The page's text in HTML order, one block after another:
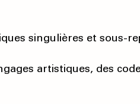
singulières et sous-
artistiques, des